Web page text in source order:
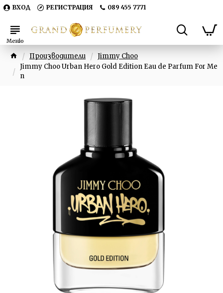
ВХОД РЕГИСТРАЦИЯ 089 455 7771
Производители
Jimmy Choo
Jimmy Choo Urban Hero Gold Edition Eau de Parfum For Me
n